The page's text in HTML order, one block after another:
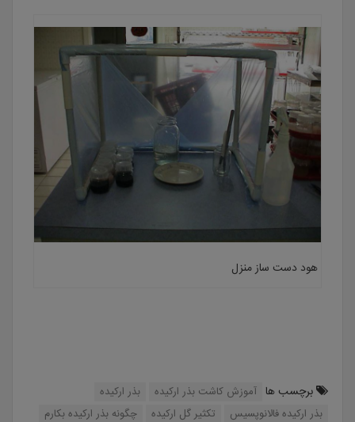
هود دست ساز منزل
برچسب ها آموزش کاشت بذر ارکیده
بذر ارکیده
بذر ارکیده فالانوپسیس
تکثیر گل ارکیده چگونه بذر ارکیده بکارم